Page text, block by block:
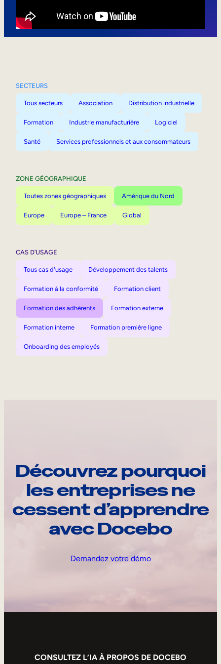
SECTEURS
Tous secteurs Association Distribution industrielle
Formation Industrie manufacturière Logiciel
Santé Services professionnels et aux consommateurs
ZONE GÉOGRAPHIQUE
Toutes zones géographiques Amérique du Nord
Europe Europe – France Global
CAS D’USAGE
Tous cas d'usage Développement des talents
Formation à la conformité Formation client
Formation des adhérents Formation externe
Formation interne Formation première ligne
Onboarding des employés
Découvrez pourquoi
les entreprises ne
cessent d’apprendre
avec Docebo
Demandez votre démo
CONSULTEZ L’IA À PROPOS DE DOCEBO